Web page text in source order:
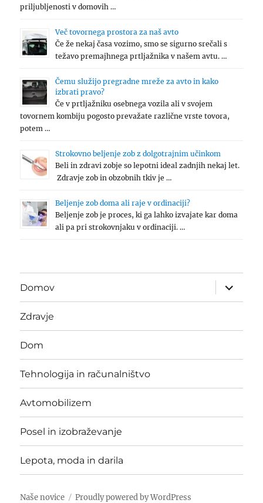
priljubljenosti v domovih …
Več tovornega prostora za naš avto
Če že nekaj časa vozimo, smo se sigurno srečali s
težavo premajhnega prtljažnika v našem avtu. …
Čemu služijo pregradne mreže za avto in kako
izbrati pravo?
Če v prtljažniku osebnega vozila ali v svojem
tovornem kombiju pogosto prevažate različne vrste tovora,
potem …
Strokovno beljenje zob z dolgotrajnim učinkom
Beli in zdravi zobje so lepotni ideal zadnjih nekaj let.
Zdravje zob in obzobnih tkiv je …
Beljenje zob doma ali raje v ordinaciji?
Beljenje zob je proces, ki ga lahko izvajate kar doma
ali pa pri strokovnjaku v ordinaciji. …
Domov
expand
child
menu
Zdravje
Dom
Tehnologija in računalništvo
Avtomobilizem
Posel in izobraževanje
Lepota, moda in darila
Naše novice Proudly powered by WordPress